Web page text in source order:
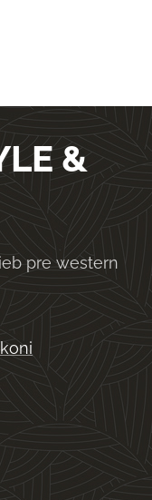
&
pre western